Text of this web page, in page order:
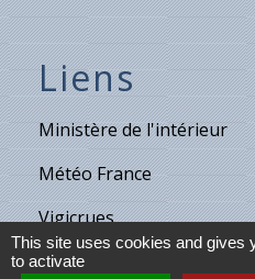
Liens
Ministère de l'intérieur
Météo France
Vigicrues
Son & Lumières de Cléry
This site uses cookies and gives
to activate